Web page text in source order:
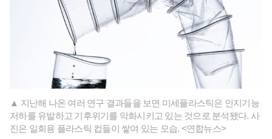
▲ 지난해 나온 여러 연구 결과들을 보면 미세플라스틱은 인지기능
저하를 유발하고 기후위기를 악화시키고 있는 것으로 분석됐다. 사
진은 일회용 플라스틱 컵들이 쌓여 있는 모습. <연합뉴스>